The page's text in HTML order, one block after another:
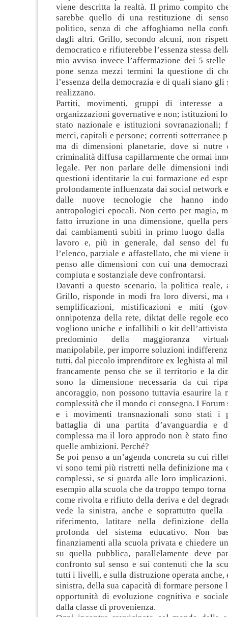
viene descritta la realtà. Il primo compito
sarebbe quello di una restituzione di
politico, senza di che affoghiamo nella
dagli altri. Grillo, secondo alcuni, non
democratico e rifiuterebbe l’essenza stessa
mio avviso invece l’affermazione dei 5
pone senza mezzi termini la questione di
l’essenza della democrazia e di quali siano gli
realizzano.
Partiti, movimenti, gruppi di interesse
organizzazioni governative e non; istituzioni
stato nazionale e istituzioni sovranazionali;
merci, capitali e persone; correnti sotterranee
ma di dimensioni planetarie, dove si nutre
criminalità diffusa capillarmente che ormai
legale. Per non parlare delle dimensioni
questioni identitarie la cui formazione ed
profondamente influenzata dai social network
dalle nuove tecnologie che hanno
antropologici epocali. Non certo per magia,
fatto irruzione in una dimensione, quella
dai cambiamenti subiti in primo luogo dalla
lavoro e, più in generale, dal senso del
l’elenco, parziale e affastellato, che mi viene
penso alle dimensioni con cui una
compiuta e sostanziale deve confrontarsi.
Davanti a questo scenario, la politica reale,
Grillo, risponde in modi fra loro diversi, ma
semplificazioni, mistificazioni e miti
onnipotenza della rete, diktat delle regole
vogliono uniche e infallibili o kit
predominio della maggioranza
manipolabile, per imporre soluzioni
tutti, dal piccolo imprenditore ex leghista al
francamente penso che se il territorio e la
sono la dimensione necessaria da cui
ancoraggio, non possono tuttavia esaurire la
complessità che il mondo ci consegna. I
e i movimenti transnazionali sono stati i
battaglia di una partita d’avanguardia e
complessa ma il loro approdo non è stato
quelle ambizioni. Perché?
Se poi penso a un’agenda concreta su cui
vi sono temi più ristretti nella definizione ma
complessi, se si guarda alle loro
esempio alla scuola che da troppo tempo
come rivolta e rifiuto della deriva e del
vede la sinistra, anche e soprattutto quella
riferimento, latitare nella definizione
profonda del sistema educativo. Non
finanziamenti alla scuola privata e chiedere
su quella pubblica, parallelamente deve
confronto sul senso e sui contenuti che la
tutti i livelli, e sulla distruzione operata anche,
sinistra, della sua capacità di formare persone
opportunità di evoluzione cognitiva e
dalla classe di provenienza.